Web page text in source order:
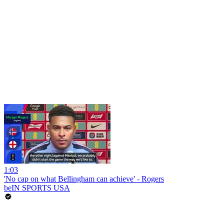
1:03
'No cap on what Bellingham can achieve' - Rogers
beIN SPORTS USA